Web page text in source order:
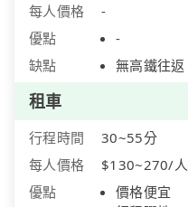
每人價格
-
優點
-
缺點
無高鐵往返
租車
行程時間
30~55分
每人價格
$130~270/人
優點
價格便宜